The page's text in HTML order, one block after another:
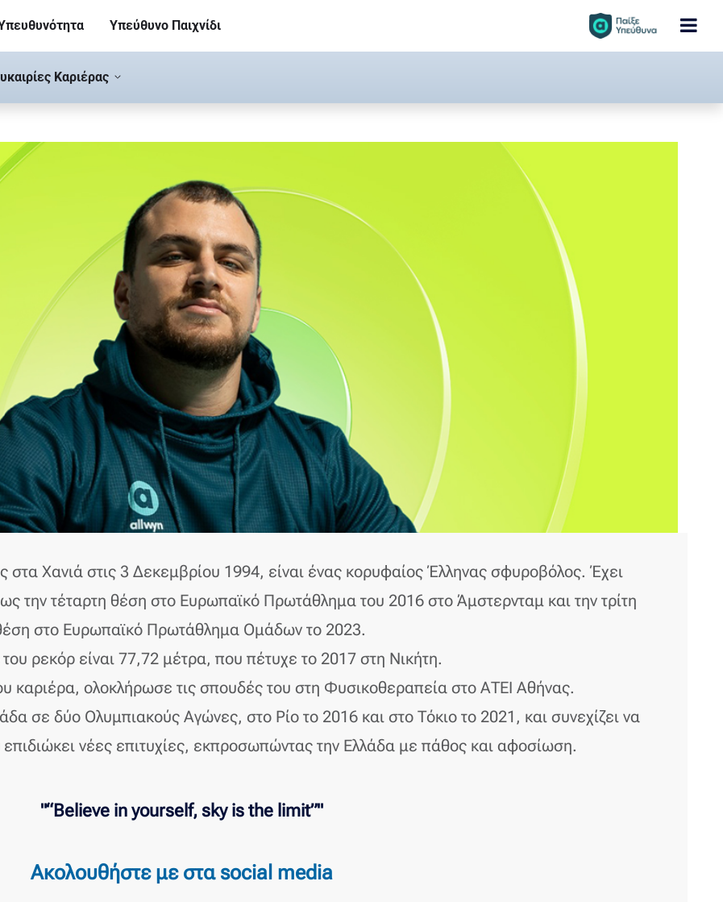
Υπεύθυνο Παιχνίδι
Καριέρας
Χανιά στις 3 Δεκεμβρίου 1994, είναι ένας κορυφαίος Έλληνας σφυροβόλος. Έχει
την τέταρτη θέση στο Ευρωπαϊκό Πρωτάθλημα του 2016 στο Άμστερνταμ και την τρίτη
στο Ευρωπαϊκό Πρωτάθλημα Ομάδων το 2023.
ρεκόρ είναι 77,72 μέτρα, που πέτυχε το 2017 στη Νικήτη.
καριέρα, ολοκλήρωσε τις σπουδές του στη Φυσικοθεραπεία στο ΑΤΕΙ Αθήνας.
σε δύο Ολυμπιακούς Αγώνες, στο Ρίο το 2016 και στο Τόκιο το 2021, και συνεχίζει να
επιδιώκει νέες επιτυχίες, εκπροσωπώντας την Ελλάδα με πάθος και αφοσίωση.
"“Believe in yourself, sky is the limit”"
Ακολουθήστε με στα social media